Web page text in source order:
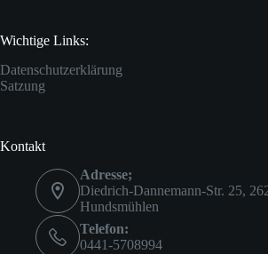
Wichtige Links:
Datenschutzerklärung
Satzung
Kontakt
Adresse;
Diedrich-Dannemann-Str. 25,
Hundsmühlen
Telefon:
0441-5708994